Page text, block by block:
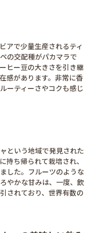
アで少量生産されるティ
の交配種がパカマラで
ヒー豆の大きさを引き継
感があります。非常に香
ーティーさやコクも感じ
という地域で発見された
持ち帰られて栽培され、
した。フルーツのような
やかな甘みは、一度、飲
されており、世界有数の